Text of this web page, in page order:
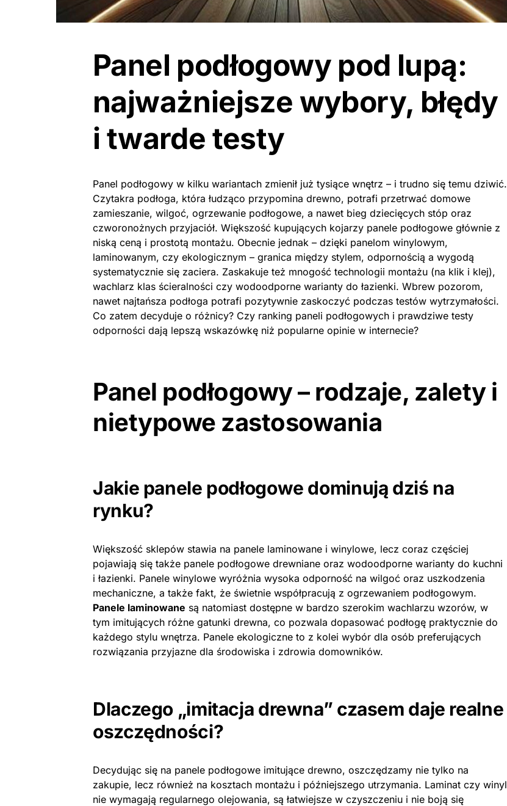
Panel podłogowy pod lupą:
najważniejsze wybory, błędy
i twarde testy
Panel podłogowy w kilku wariantach zmienił już tysiące wnętrz – i trudno się temu dziwić.
Czytakra podłoga, która łudząco przypomina drewno, potrafi przetrwać domowe
zamieszanie, wilgoć, ogrzewanie podłogowe, a nawet bieg dziecięcych stóp oraz
czworonożnych przyjaciół. Większość kupujących kojarzy panele podłogowe głównie z
niską ceną i prostotą montażu. Obecnie jednak – dzięki panelom winylowym,
laminowanym, czy ekologicznym – granica między stylem, odpornością a wygodą
systematycznie się zaciera. Zaskakuje też mnogość technologii montażu (na klik i klej),
wachlarz klas ścieralności czy wodoodporne warianty do łazienki. Wbrew pozorom,
nawet najtańsza podłoga potrafi pozytywnie zaskoczyć podczas testów wytrzymałości.
Co zatem decyduje o różnicy? Czy ranking paneli podłogowych i prawdziwe testy
odporności dają lepszą wskazówkę niż popularne opinie w internecie?
Panel podłogowy – rodzaje, zalety i
nietypowe zastosowania
Jakie panele podłogowe dominują dziś na
rynku?
Większość sklepów stawia na panele laminowane i winylowe, lecz coraz częściej
pojawiają się także panele podłogowe drewniane oraz wodoodporne warianty do kuchni
i łazienki. Panele winylowe wyróżnia wysoka odporność na wilgoć oraz uszkodzenia
mechaniczne, a także fakt, że świetnie współpracują z ogrzewaniem podłogowym.
Panele laminowane są natomiast dostępne w bardzo szerokim wachlarzu wzorów, w
tym imitujących różne gatunki drewna, co pozwala dopasować podłogę praktycznie do
każdego stylu wnętrza. Panele ekologiczne to z kolei wybór dla osób preferujących
rozwiązania przyjazne dla środowiska i zdrowia domowników.
Dlaczego „imitacja drewna” czasem daje realne
oszczędności?
Decydując się na panele podłogowe imitujące drewno, oszczędzamy nie tylko na
zakupie, lecz również na kosztach montażu i późniejszego utrzymania. Laminat czy winyl
nie wymagają regularnego olejowania, są łatwiejsze w czyszczeniu i nie boją się